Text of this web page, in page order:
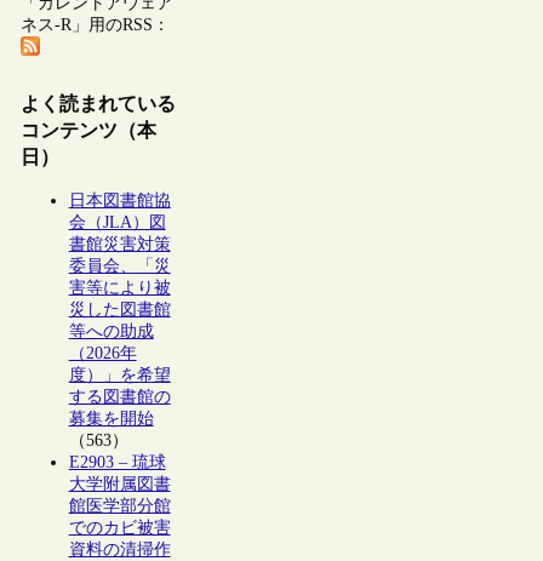
ネス-R」用のRSS：
よく読まれている
コンテンツ（本
日）
日本図書館協
会（JLA）図
書館災害対策
委員会、「災
害等により被
災した図書館
等への助成
（2026年
度）」を希望
する図書館の
募集を開始
（563）
E2903 – 琉球
大学附属図書
館医学部分館
でのカビ被害
資料の清掃作